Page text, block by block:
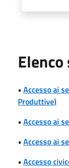
• Accesso ai
Produttive)
• Accesso ai
• Accesso ai
• Accesso